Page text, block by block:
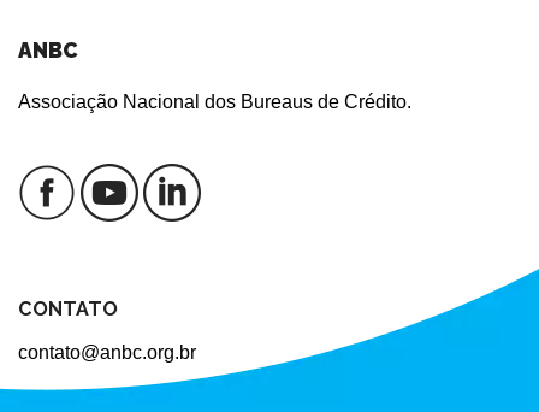
ANBC
Associação Nacional dos Bureaus de Crédito.
CONTATO
contato@anbc.org.br